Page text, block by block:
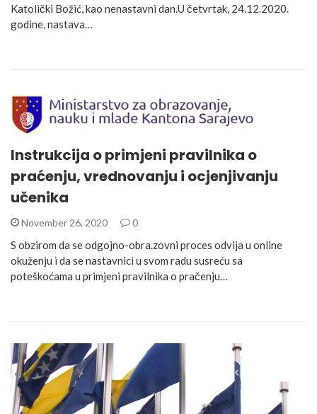
Katolički Božić, kao nenastavni dan.U četvrtak, 24.12.2020.
godine, nastava…
Instrukcija o primjeni pravilnika o
praćenju, vrednovanju i ocjenjivanju
učenika
November 26, 2020 0
S obzirom da se odgojno-obra.zovni proces odvija u online
okuženju i da se nastavnici u svom radu susreću sa
poteškoćama u primjeni pravilnika o pračenju…